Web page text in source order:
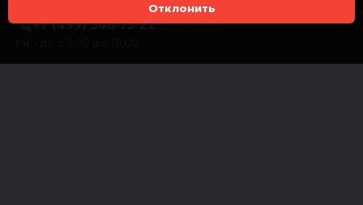
+7 (499) 346-75-22
Отклонить